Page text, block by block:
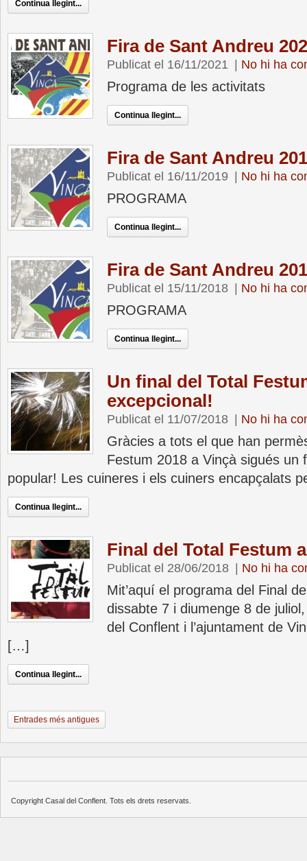
Continua llegint...
Fira de Sant Andreu
Publicat el 16/11/2021 No hi ha
Programa de les activitats
Continua llegint...
Fira de Sant Andreu
Publicat el 16/11/2019 No hi ha
PROGRAMA
Continua llegint...
Fira de Sant Andreu
Publicat el 15/11/2018 No hi ha
PROGRAMA
Continua llegint...
Un final del Total
excepcional!
Publicat el 11/07/2018 No hi ha
Gràcies a tots el que han
Festum 2018 a Vinçà sigués un
popular! Les cuineres i els cuiners encapçalats
Continua llegint...
Final del Total Festum
Publicat el 28/06/2018 No hi ha
Mit’aquí el programa del Final
dissabte 7 i diumenge 8 de
del Conflent i l’ajuntament de
[…]
Continua llegint...
Entrades més antigues
Copyright Casal del Conflent. Tots els drets reservats.